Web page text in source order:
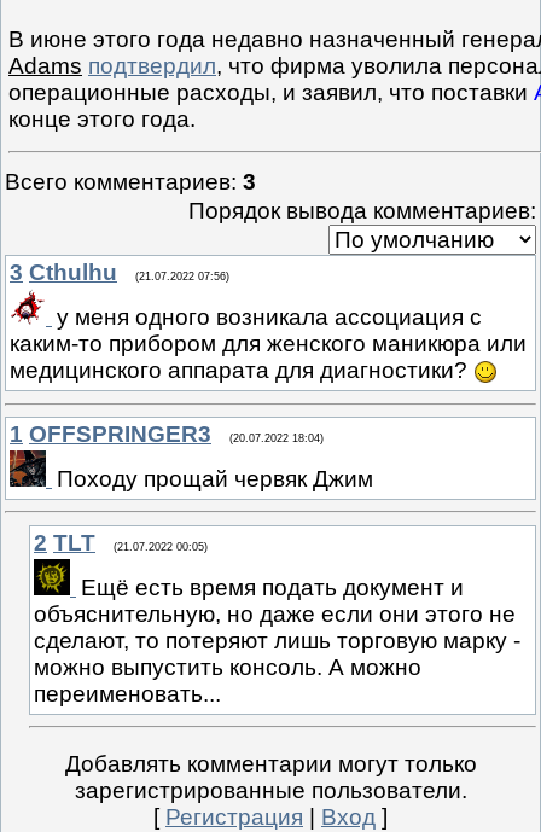
В июне этого года недавно назначенный
Adams подтвердил, что фирма уволила
операционные расходы, и заявил, что поставки
конце этого года.
Всего комментариев: 3
Порядок вывода комментариев:
3 Cthulhu (21.07.2022 07:56)
у меня одного возникала ассоциация с
каким-то прибором для женского маникюра или
медицинского аппарата для диагностики?
1 OFFSPRINGER3 (20.07.2022 18:04)
Походу прощай червяк Джим
2 TLT (21.07.2022 00:05)
Ещё есть время подать документ и
объяснительную, но даже если они этого не
сделают, то потеряют лишь торговую марку -
можно выпустить консоль. А можно
переименовать...
Добавлять комментарии могут только
зарегистрированные пользователи.
[ Регистрация Вход ]